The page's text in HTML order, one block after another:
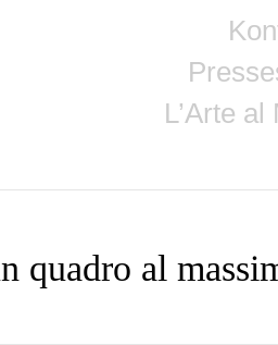
L’Arte
quadro al